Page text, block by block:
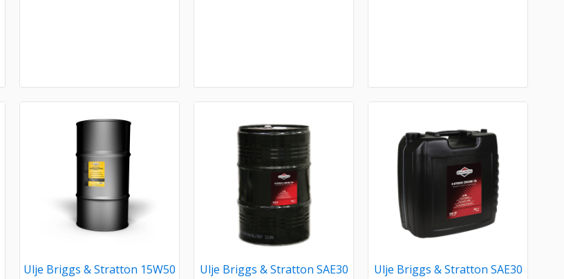
Ulje Briggs & Stratton 15W50
Ulje Briggs & Stratton SAE30
Ulje Briggs & Stratton SAE30